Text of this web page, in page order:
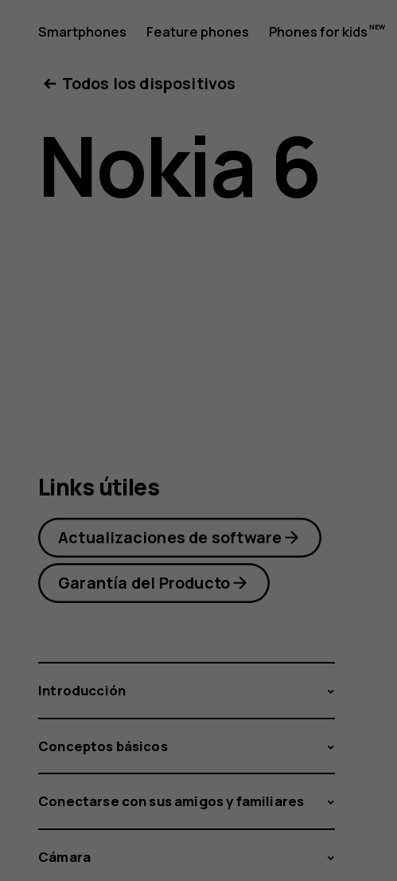
Guía
del
usuario
6
Smartphones Feature phones Phones for kids
Todos los dispositivos
Nokia 6
Links útiles
Actualizaciones de software
Garantía del Producto
Introducción
Conceptos básicos
Conectarse con sus amigos y familiares
Cámara